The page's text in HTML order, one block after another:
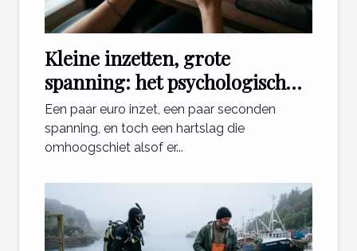
Kleine inzetten, grote
spanning: het psychologisch
effect van mini games
Een paar euro inzet, een paar seconden
spanning, en toch een hartslag die
omhoogschiet alsof er...